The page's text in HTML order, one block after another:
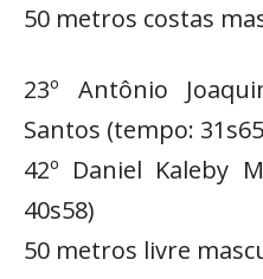
50 metros costas
23º Antônio
Santos (tempo:
42º Daniel Kaleby
40s58)
50 metros livre